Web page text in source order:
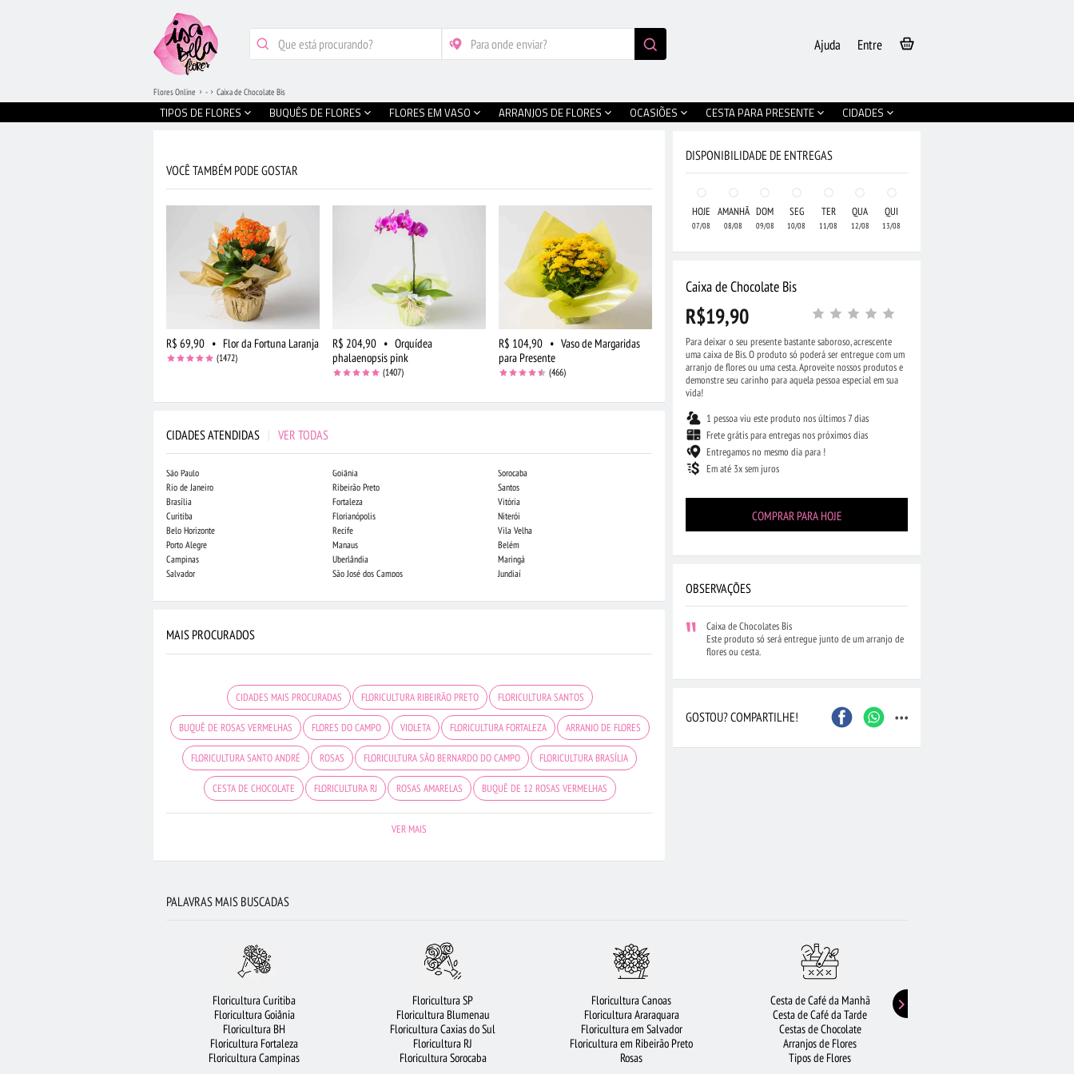
Entre
Ajuda
TIPOS DE FLORES BUQUÊS DE FLORES FLORES EM VASO ARRANJOS DE FLORES OCASIÕES CESTA PARA PRESENTE CIDADES
Flores Online - Caixa de Chocolate Bis
VOCÊ TAMBÉM PODE GOSTAR
R$ 69,90 • Flor da Fortuna Laranja
(1472)
R$ 204,90 • Orquídea
phalaenopsis pink
(1407)
R$ 104,90 • Vaso de Margaridas
para Presente
(466)
CIDADES ATENDIDAS | VER TODAS
São Paulo
Rio de Janeiro
Brasília
Curitiba
Belo Horizonte
Porto Alegre
Campinas
Salvador
Goiânia
Ribeirão Preto
Fortaleza
Florianópolis
Recife
Manaus
Uberlândia
São José dos Campos
Sorocaba
Santos
Vitória
Niterói
Vila Velha
Belém
Maringá
Jundiaí
Campo Grande
Londrina
Juiz de Fora
São José do Rio Preto
Joinville
Barueri
Osasco
Bauru
MAIS PROCURADOS
CIDADES MAIS PROCURADAS FLORICULTURA RIBEIRÃO PRETO FLORICULTURA SANTOS
BUQUÊ DE ROSAS VERMELHAS FLORES DO CAMPO VIOLETA FLORICULTURA FORTALEZA ARRANJO DE FLORES
FLORICULTURA SANTO ANDRÉ ROSAS FLORICULTURA SÃO BERNARDO DO CAMPO FLORICULTURA BRASÍLIA
CESTA DE CHOCOLATE FLORICULTURA RJ ROSAS AMARELAS BUQUÊ DE 12 ROSAS VERMELHAS
FLORICULTURA SÃO JOSÉ DOS CAMPOS
CESTA DE CAFÉ DA MANHÃ
FLORICULTURA MANAUS FLORICULTURA UBERLÂNDIA BUQUÊ DE 20 ROSAS VERMELHAS
FLORICULTURA RECIFE FLORICULTURA NITERÓI ROSAS VERMELHAS
BUQUÊS DE FLORES FLORICULTURA JUNDIAÍ FLORICULTURA JOÃO PESSOA
VER MAIS
DISPONIBILIDADE DE ENTREGAS
HOJE
07/08
AMANHÃ
08/08
DOM
09/08
SEG
10/08
TER
11/08
QUA
12/08
QUI
13/08
Caixa de Chocolate Bis
R$19,90
Para deixar o seu presente bastante saboroso, acrescente
uma caixa de Bis. O produto só poderá ser entregue com um
arranjo de flores ou uma cesta. Aproveite nossos produtos e
demonstre seu carinho para aquela pessoa especial em sua
vida!
1 pessoa viu este produto nos últimos 7 dias
Frete grátis para entregas nos próximos dias
Entregamos no mesmo dia para !
Em até 3x sem juros
COMPRAR PARA HOJE
OBSERVAÇÕES
Caixa de Chocolates Bis
Este produto só será entregue junto de um arranjo de
flores ou cesta.
GOSTOU? COMPARTILHE! ...
PALAVRAS MAIS BUSCADAS
Floricultura Curitiba
Floricultura Goiânia
Floricultura BH
Floricultura Fortaleza
Floricultura Campinas
Floricultura SP
Floricultura Blumenau
Floricultura Caxias do Sul
Floricultura RJ
Floricultura Sorocaba
Floricultura Canoas
Floricultura Araraquara
Floricultura em Salvador
Floricultura em Ribeirão Preto
Rosas
Cesta de Café da Manhã
Cesta de Café da Tarde
Cestas de Chocolate
Arranjos de Flores
Tipos de Flores